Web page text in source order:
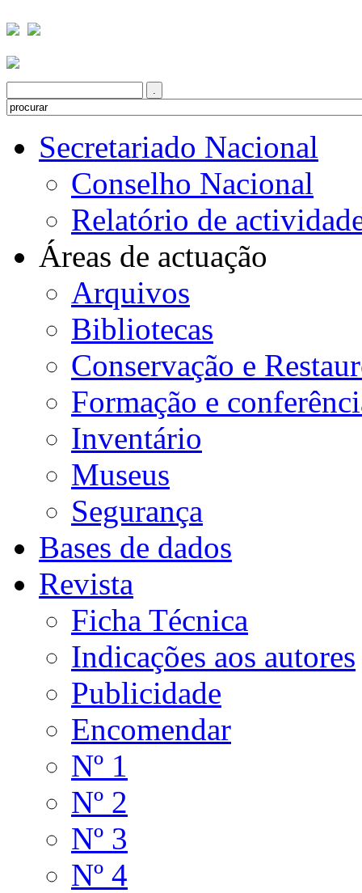
Secretariado Nacional
Conselho Nacional
Relatório de
Áreas de actuação
Arquivos
Bibliotecas
Conservação e
Formação e
Inventário
Museus
Segurança
Bases de dados
Revista
Ficha Técnica
Indicações aos autores
Publicidade
Encomendar
Nº 1
Nº 2
Nº 3
Nº 4